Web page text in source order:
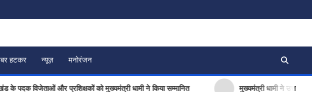
हटकर न्यूज़ मनोरंजन
और प्रशिक्षकों को मुख्यमंत्री धामी ने किया सम्मानित मुख्यमंत्री धामी ने उत्तराखंड क्रीड़ा